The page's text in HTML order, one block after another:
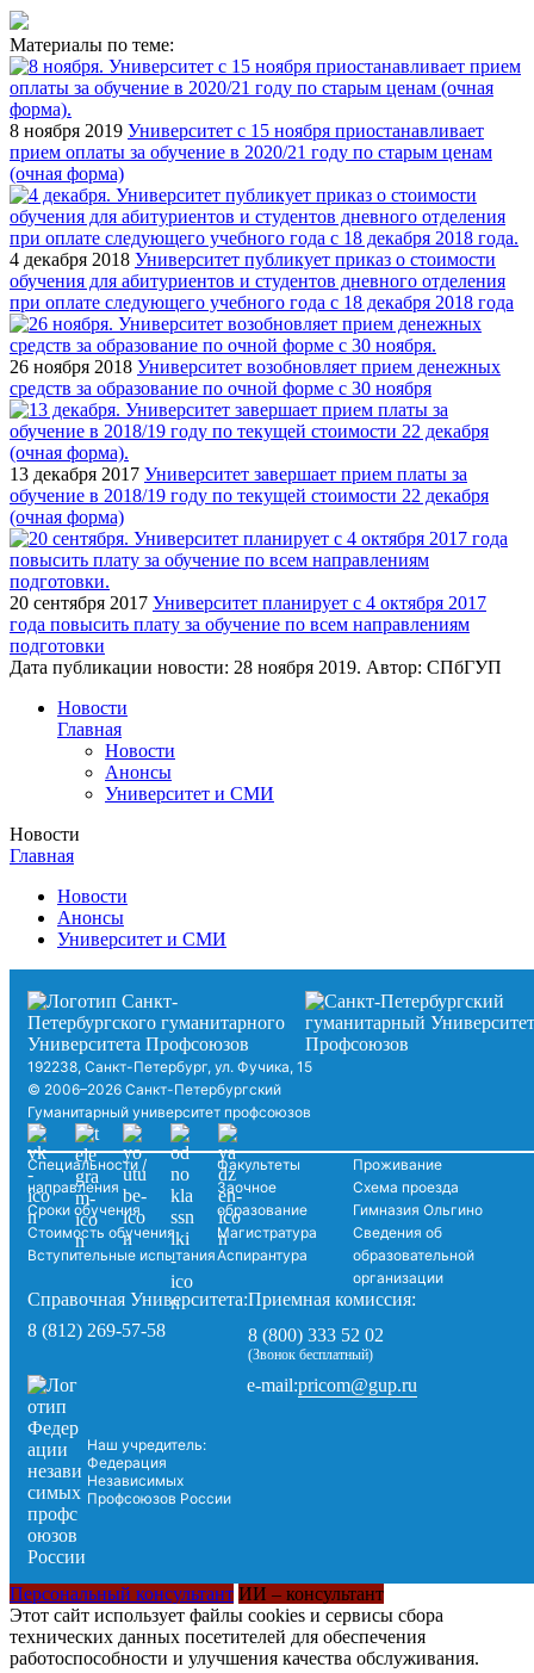
Материалы по теме:
8 ноября 2019 Университет с 15 ноября приостанавливает
прием оплаты за обучение в 2020/21 году по старым ценам
(очная форма)
4 декабря 2018 Университет публикует приказ о стоимости
обучения для абитуриентов и студентов дневного отделения
при оплате следующего учебного года с 18 декабря 2018 года
26 ноября 2018 Университет возобновляет прием денежных
средств за образование по очной форме с 30 ноября
13 декабря 2017 Университет завершает прием платы за
обучение в 2018/19 году по текущей стоимости 22 декабря
(очная форма)
20 сентября 2017 Университет планирует с 4 октября 2017
года повысить плату за обучение по всем направлениям
подготовки
Дата публикации новости: 28 ноября 2019. Автор: СПбГУП
Новости
Главная
Новости
Анонсы
Университет и СМИ
Новости
Главная
Новости
Анонсы
Университет и СМИ
192238, Санкт-Петербург, ул. Фучика, 15
© 2006–2026 Санкт-Петербургский
Гуманитарный университет профсоюзов
Специальности /
направления
Сроки обучения
Стоимость обучения
Вступительные испытания
Факультеты
Заочное
образование
Магистратура
Аспирантура
Проживание
Схема проезда
Гимназия Ольгино
Сведения об
образовательной
организации
Справочная Университета:
8 (812) 269-57-58
Приемная комиссия:
8 (800) 333 52 02
(Звонок бесплатный)
Наш учредитель:
Федерация
Независимых
Профсоюзов России
e-mail:pricom@gup.ru
Персональный консультант ИИ – консультант
Этот сайт использует файлы cookies и сервисы сбора
технических данных посетителей для обеспечения
работоспособности и улучшения качества обслуживания.